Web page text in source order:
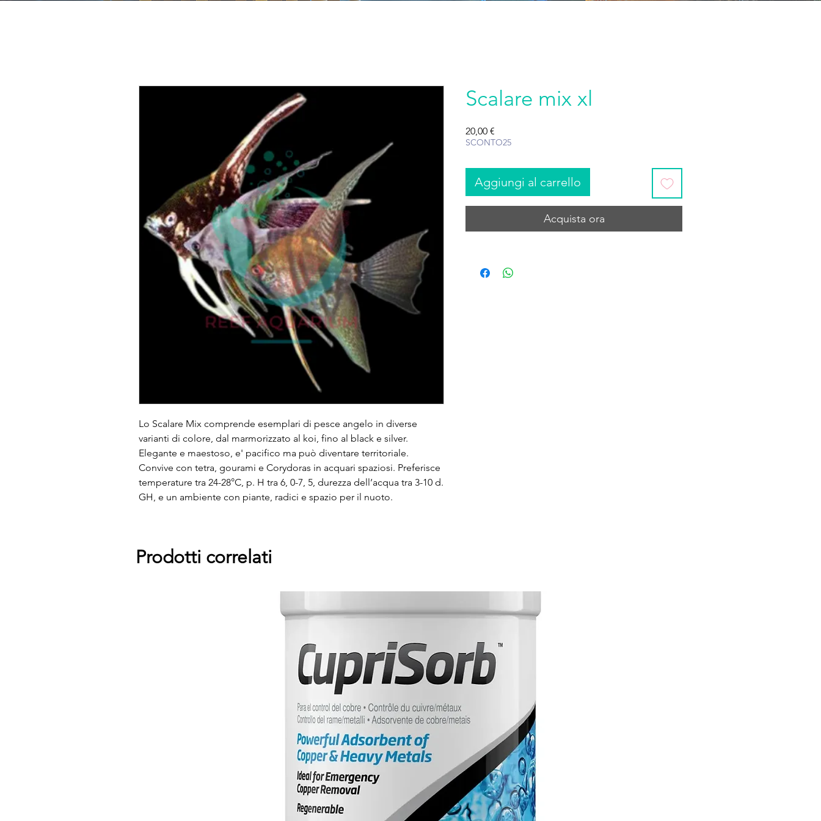
Lo Scalare Mix comprende esemplari di pesce angelo in diverse
varianti di colore, dal marmorizzato al koi, fino al black e silver.
Elegante e maestoso, e' pacifico ma può diventare territoriale.
Convive con tetra, gourami e Corydoras in acquari spaziosi. Preferisce
temperature tra 24-28°C, p. H tra 6, 0-7, 5, durezza dell’acqua tra 3-10 d.
GH, e un ambiente con piante, radici e spazio per il nuoto.
Scalare mix xl
20,00 €
SCONTO25
Aggiungi al carrello
Acquista ora
Prodotti correlati